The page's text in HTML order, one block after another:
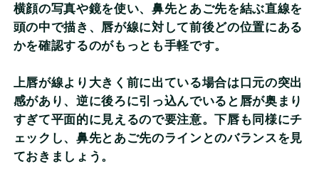
横顔の写真や鏡を使い、鼻先とあご先を結ぶ直線を
頭の中で描き、唇が線に対して前後どの位置にある
かを確認するのがもっとも手軽です。
上唇が線より大きく前に出ている場合は口元の突出
感があり、逆に後ろに引っ込んでいると唇が奥まり
すぎて平面的に見えるので要注意。下唇も同様にチ
ェックし、鼻先とあご先のラインとのバランスを見
ておきましょう。